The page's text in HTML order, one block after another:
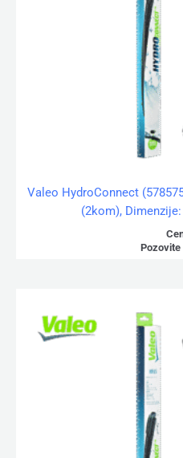
Valeo HydroConnect
(2kom),
Pozovite